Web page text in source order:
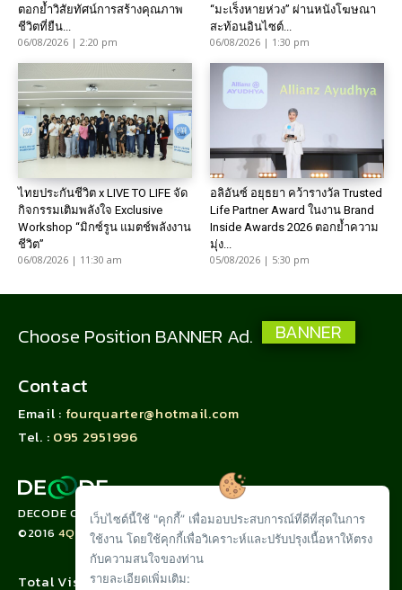
ตอกย้ำวิสัยทัศน์การสร้างคุณภาพ
ชีวิตที่ยืน...
06/08/2026 | 2:20 pm
“มะเร็งหายห่วง” ผ่านหนังโฆษณา
สะท้อนอินไซต์...
06/08/2026 | 1:30 pm
ไทยประกันชีวิต x LIVE TO LIFE จัด
กิจกรรมเติมพลังใจ Exclusive
Workshop “มิกซ์รูน แมตช์พลังงาน
ชีวิต”
06/08/2026 | 11:30 am
อลิอันซ์ อยุธยา คว้ารางวัล Trusted
Life Partner Award ในงาน Brand
Inside Awards 2026 ตอกย้ำความ
มุ่ง...
05/08/2026 | 5:30 pm
Choose Position BANNER Ad. BANNER
Contact
Email : fourquarter@hotmail.com
Tel. : 095 2951996
DECODE CORPORATION LIMITED
©20164QUARTER.CO
Total Visit :
เว็บไซต์นี้ใช้ "คุกกี้” เพื่อมอบประสบการณ์ที่ดีที่สุดในการ
ใช้งาน โดยใช้คุกกี้เพื่อวิเคราะห์และปรับปรุงเนื้อหาให้ตรง
กับความสนใจของท่าน
รายละเอียดเพิ่มเติม: